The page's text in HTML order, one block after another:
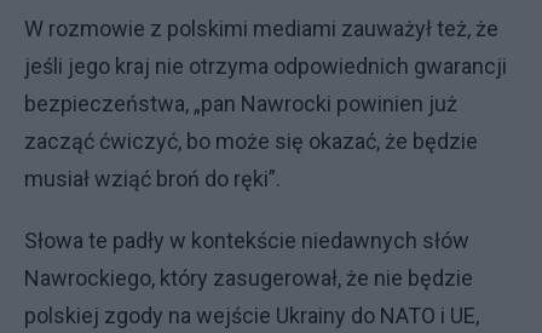
W rozmowie z polskimi mediami zauważył też, że
jeśli jego kraj nie otrzyma odpowiednich gwarancji
bezpieczeństwa, „pan Nawrocki powinien już
zacząć ćwiczyć, bo może się okazać, że będzie
musiał wziąć broń do ręki”.
Słowa te padły w kontekście niedawnych słów
Nawrockiego, który zasugerował, że nie będzie
polskiej zgody na wejście Ukrainy do NATO i UE,